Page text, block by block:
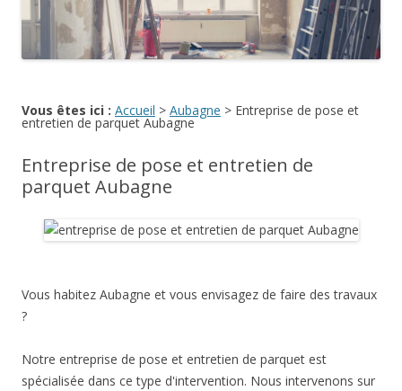
Vous êtes ici : Accueil > Aubagne > Entreprise de pose et
entretien de parquet Aubagne
Entreprise de pose et entretien de
parquet Aubagne
Vous habitez Aubagne et vous envisagez de faire des travaux
?
Notre entreprise de pose et entretien de parquet est
spécialisée dans ce type d'intervention. Nous intervenons sur